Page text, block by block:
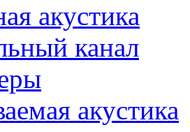
акустика
канал
акустика